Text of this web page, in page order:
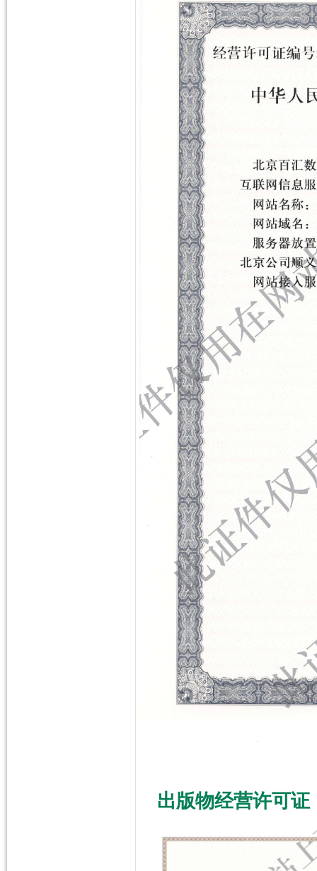
出版物经营许可证